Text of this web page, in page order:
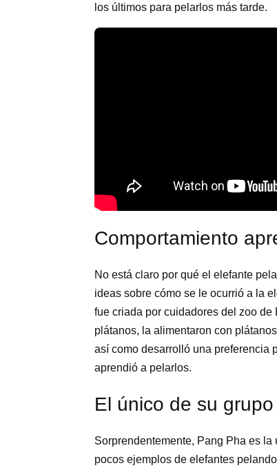
los últimos para pelarlos más tarde.
Comportamiento
No está claro por qué el elefante
ideas sobre cómo se le ocurrió a la
fue criada por cuidadores del zoo
plátanos, la alimentaron con
así como desarrolló una preferencia
aprendió a pelarlos.
El único de su grupo
Sorprendentemente, Pang Pha es
pocos ejemplos de elefantes